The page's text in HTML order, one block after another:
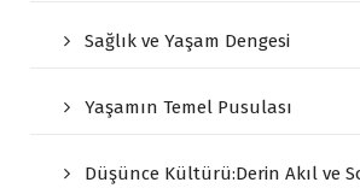
Sağlık ve Yaşam Dengesi
Yaşamın Temel Pusulası
Düşünce Kültürü:Derin Akıl ve